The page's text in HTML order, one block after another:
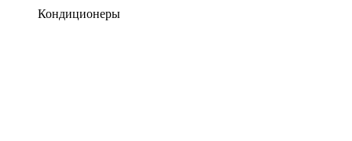
Кондиционеры